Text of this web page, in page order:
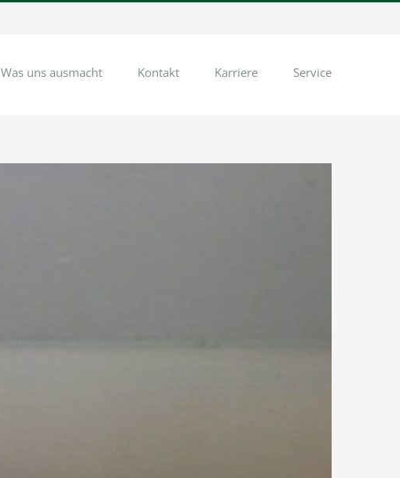
Was uns ausmacht Kontakt Karriere Service